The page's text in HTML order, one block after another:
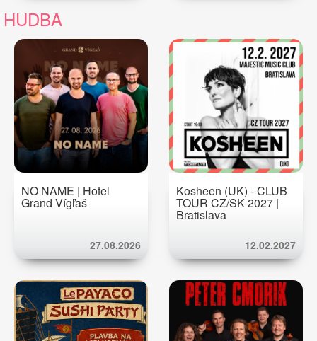
HUDBA
NO NAME | Hotel
Grand Vígľaš
27.08.2026
Kosheen (UK) - CLUB
TOUR CZ/SK 2027 |
Bratislava
12.02.2027